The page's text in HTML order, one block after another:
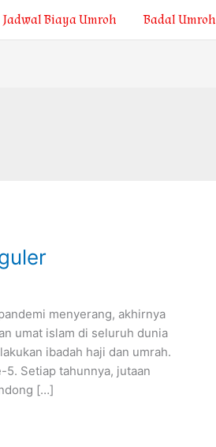
Jadwal Biaya Umroh Badal Umroh
menyerang, akhirnya
umat islam di seluruh dunia
ibadah haji dan umrah.
5. Setiap tahunnya, jutaan
[…]